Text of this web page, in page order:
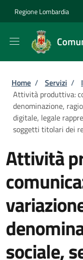
Regione Lombardia
Briciole di
Home / Servizi /
Attività produttiva:
denominazione,
digitale, legale
soggetti titolari dei
Attività
sociale,